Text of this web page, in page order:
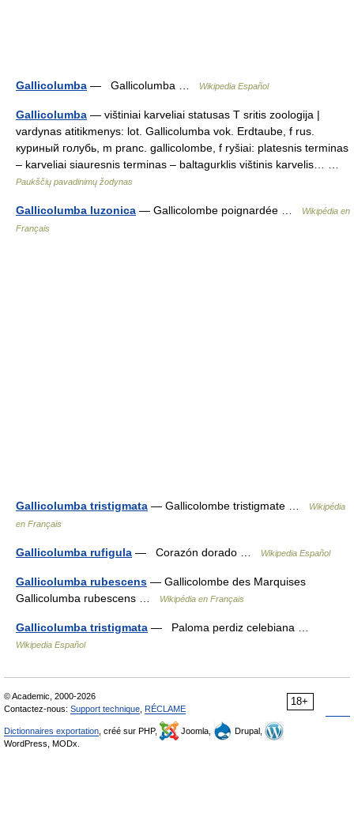
Gallicolumba — Gallicolumba … Wikipedia Español
Gallicolumba — vištiniai karveliai statusas T sritis zoologija |
vardynas atitikmenys: lot. Gallicolumba vok. Erdtaube, f rus.
куриный голубь, m pranc. gallicolombe, f ryšiai: platesnis terminas
– karveliai siauresnis terminas – baltagurklis vištinis karvelis… …
Paukščių pavadinimų žodynas
Gallicolumba luzonica — Gallicolombe poignardée …
Wikipédia en
Français
Gallicolumba tristigmata — Gallicolombe tristigmate …
Wikipédia
en Français
Gallicolumba rufigula — Corazón dorado … Wikipedia Español
Gallicolumba rubescens — Gallicolombe des Marquises
Gallicolumba rubescens …
Wikipédia en Français
Gallicolumba tristigmata — Paloma perdiz celebiana …
Wikipedia Español
18+
© Academic, 2000-2026
Contactez-nous: Support technique RÉCLAME
Dictionnaires exportation , créé sur PHP, Joomla,
Drupal,
WordPress, MODx.